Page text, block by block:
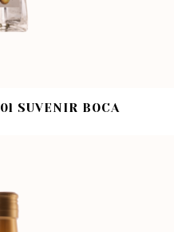
SUVENIR BOCA